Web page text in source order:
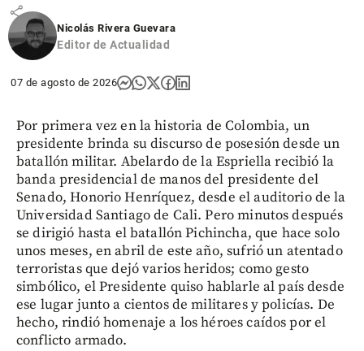
share
Nicolás Rivera Guevara
Editor de Actualidad
07 de agosto de 2026
Por primera vez en la historia de Colombia, un
presidente brinda su discurso de posesión desde un
batallón militar. Abelardo de la Espriella recibió la
banda presidencial de manos del presidente del
Senado, Honorio Henríquez, desde el auditorio de la
Universidad Santiago de Cali. Pero minutos después
se dirigió hasta el batallón Pichincha, que hace solo
unos meses, en abril de este año, sufrió un atentado
terroristas que dejó varios heridos; como gesto
simbólico, el Presidente quiso hablarle al país desde
ese lugar junto a cientos de militares y policías. De
hecho, rindió homenaje a los héroes caídos por el
conflicto armado.